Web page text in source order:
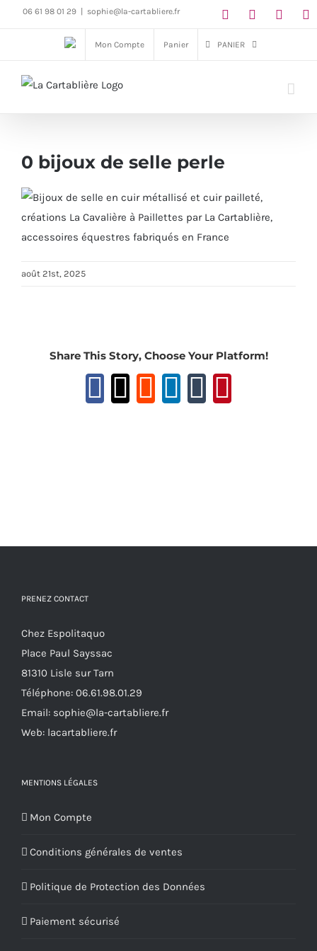
Passer06 61 98 01 29 sophie@la-cartabliere.fr
Mon Compte Panier PANIER
0 bijoux de selle perle
août 21st, 2025
Share This Story, Choose Your Platform!
Facebook
XReddit
LinkedIn
Tumblr
PRENEZ CONTACT
Chez Espolitaquo
Place Paul Sayssac
81310 Lisle sur Tarn
Téléphone: 06.61.98.01.29
Email: sophie@la-cartabliere.fr
Web: lacartabliere.fr
MENTIONS LÉGALES
Mon Compte
Conditions générales de ventes
Politique de Protection des Données
Paiement sécurisé